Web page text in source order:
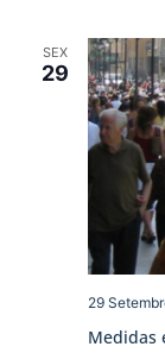
SEX
29
Medidas
29